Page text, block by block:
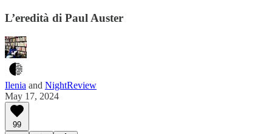
L’eredità di Paul Auster
Ilenia and NightReview
May 17, 2024
99